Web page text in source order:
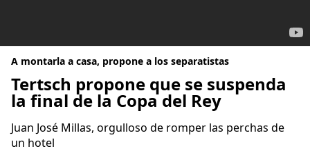
A montarla a casa, propone a los separatistas
Tertsch propone que se suspenda
la final de la Copa del Rey
Juan José Millas, orgulloso de romper las perchas de
un hotel